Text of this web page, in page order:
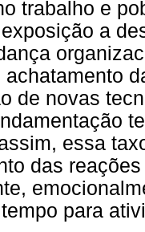
trabalho e
a
de novas
essa
das
para